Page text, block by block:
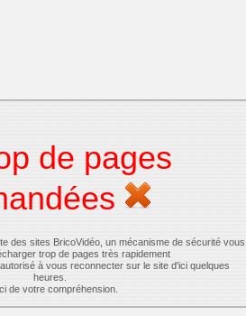
de pages
des sites BricoVidéo, un mécanisme de sécurité vous
trop de pages très rapidement
à vous reconnecter sur le site d'ici quelques
heures.
de votre compréhension.